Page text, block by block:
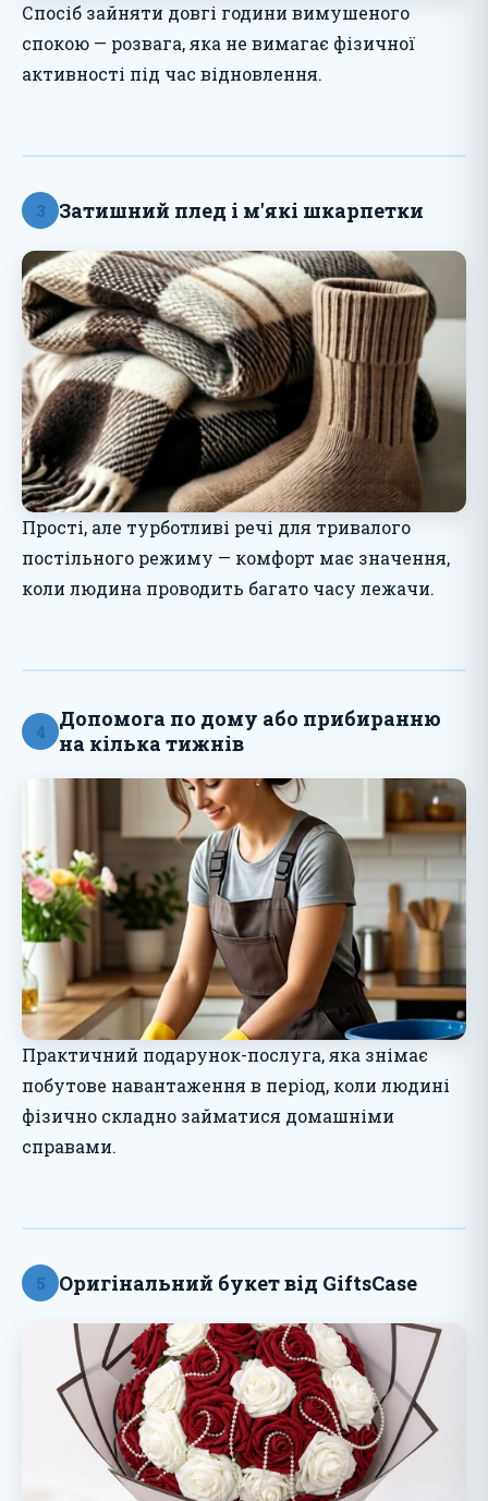
Спосіб зайняти довгі години вимушеного
спокою — розвага, яка не вимагає фізичної
активності під час відновлення.
3 Затишний плед і м'які шкарпетки
Прості, але турботливі речі для тривалого
постільного режиму — комфорт має значення,
коли людина проводить багато часу лежачи.
4
Допомога по дому або прибиранню
на кілька тижнів
Практичний подарунок-послуга, яка знімає
побутове навантаження в період, коли людині
фізично складно займатися домашніми
справами.
5 Оригінальний букет від GiftsCase